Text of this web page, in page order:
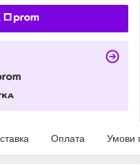
Оплата Умови